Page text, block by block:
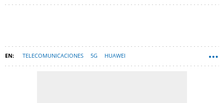
TELECOMUNICACIONES 5G HUAWEI